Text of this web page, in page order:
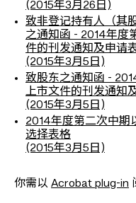
(2015年3月26日)
致非登记持有人（其
之通知函 - 2014年度
件的刊发通知及申请
(2015年3月5日)
致股东之通知函 -
上市文件的刊发通知
(2015年3月5日)
2014年度第二次中期
选择表格
(2015年3月5日)
你需以 Acrobat plug-in